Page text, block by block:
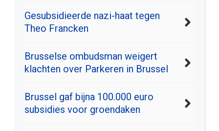
Gesubsidieerde nazi-haat tegen
Theo Francken
Brusselse ombudsman weigert
klachten over Parkeren in Brussel
Brussel gaf bijna 100.000 euro
subsidies voor groendaken